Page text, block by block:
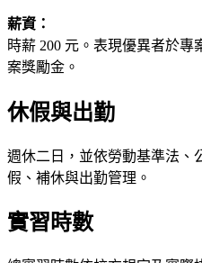
薪資：
時薪 200 元。表現優異者於
案獎勵金。
休假與出勤
週休二日，並依勞動基準法、
假、補休與出勤管理。
實習時數